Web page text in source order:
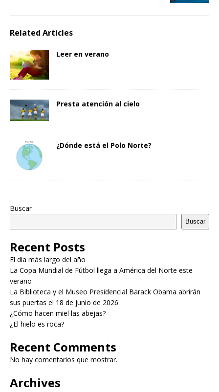
Related Articles
Leer en verano
Presta atención al cielo
¿Dónde está el Polo Norte?
Buscar
Buscar
Recent Posts
El día más largo del año
La Copa Mundial de Fútbol llega a América del Norte este
verano
La Biblioteca y el Museo Presidencial Barack Obama abrirán
sus puertas el 18 de junio de 2026
¿Cómo hacen miel las abejas?
¿El hielo es roca?
Recent Comments
No hay comentarios que mostrar.
Archives